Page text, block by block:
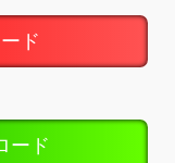
ド
ード